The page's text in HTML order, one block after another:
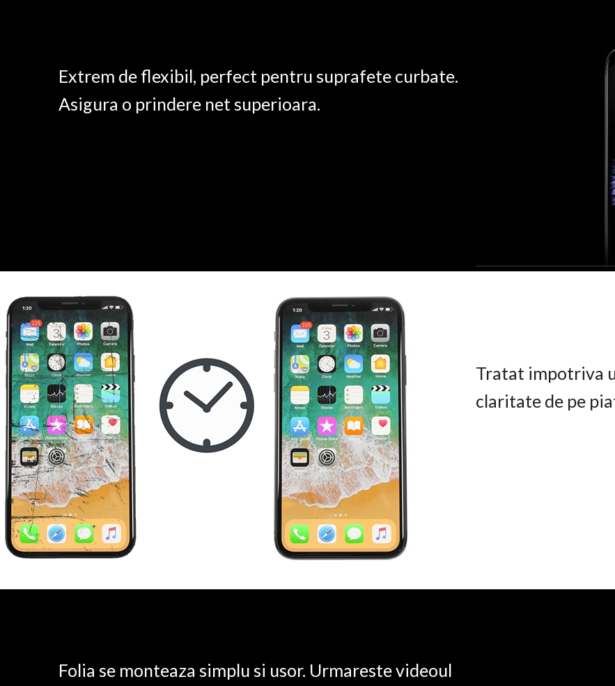
Extrem de flexibil, perfect pentru suprafete curbate.
Asigura o prindere net superioara.
Tratat impotriva
claritate de pe
Folia se monteaza simplu si usor. Urmareste videoul